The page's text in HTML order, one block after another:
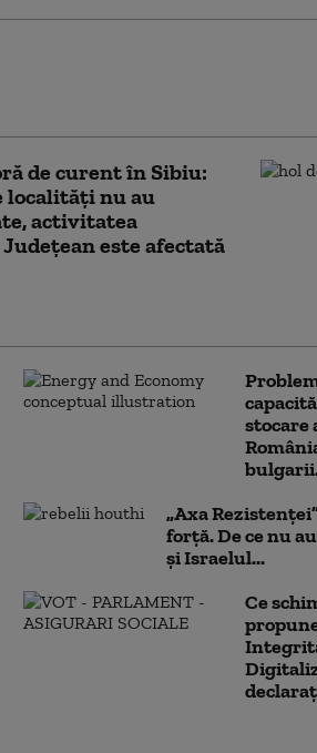
de curent în Sibiu:
localități nu au
activitatea
este afectată
stocare
„Axa
forță. De ce nu
și Israelul...
Ce